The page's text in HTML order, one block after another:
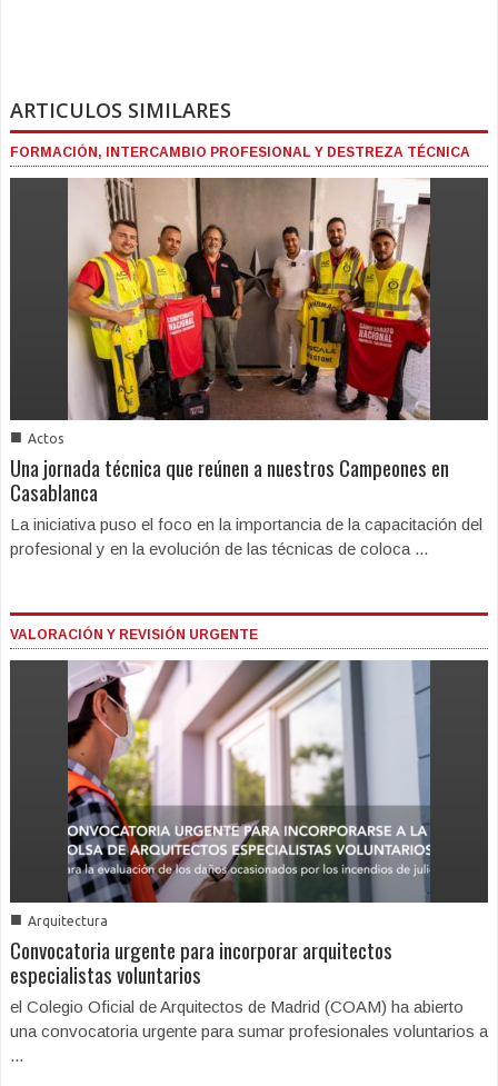
ARTICULOS SIMILARES
FORMACIÓN, INTERCAMBIO PROFESIONAL Y DESTREZA TÉCNICA
■ Actos
Una jornada técnica que reúnen a nuestros Campeones en
Casablanca
La iniciativa puso el foco en la importancia de la capacitación del
profesional y en la evolución de las técnicas de coloca ...
VALORACIÓN Y REVISIÓN URGENTE
■ Arquitectura
Convocatoria urgente para incorporar arquitectos
especialistas voluntarios
el Colegio Oficial de Arquitectos de Madrid (COAM) ha abierto
una convocatoria urgente para sumar profesionales voluntarios a
...